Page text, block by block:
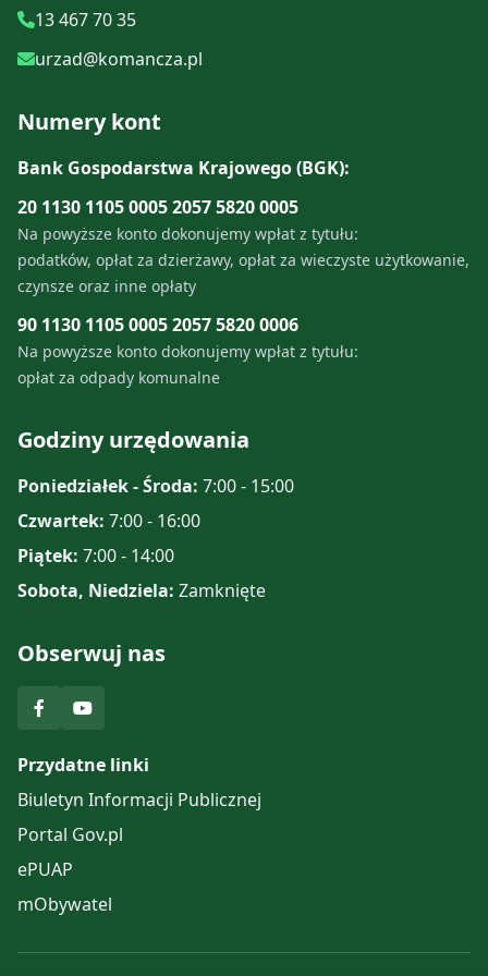
13 467 70 35
urzad@komancza.pl
Numery kont
Bank Gospodarstwa Krajowego (BGK):
20 1130 1105 0005 2057 5820 0005
Na powyższe konto dokonujemy wpłat z tytułu:
podatków, opłat za dzierżawy, opłat za wieczyste użytkowanie,
czynsze oraz inne opłaty
90 1130 1105 0005 2057 5820 0006
Na powyższe konto dokonujemy wpłat z tytułu:
opłat za odpady komunalne
Godziny urzędowania
Poniedziałek - Środa: 7:00 - 15:00
Czwartek: 7:00 - 16:00
Piątek: 7:00 - 14:00
Sobota, Niedziela: Zamknięte
Obserwuj nas
Przydatne linki
Biuletyn Informacji Publicznej
Portal Gov.pl
ePUAP
mObywatel